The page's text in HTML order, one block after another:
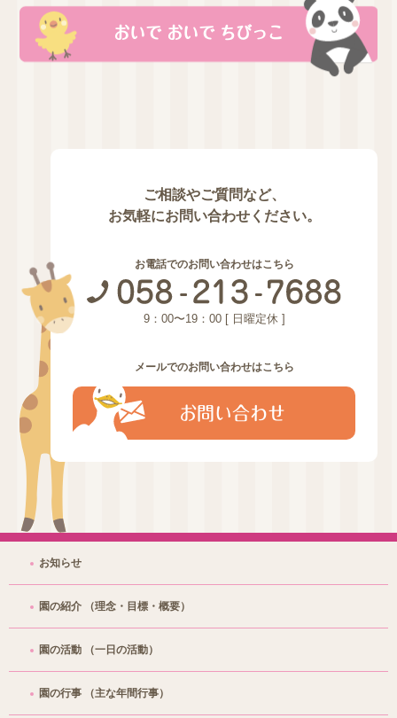
おいで おいで ちびっこ
ご相談やご質問など、
お気軽にお問い合わせください。
お電話でのお問い合わせはこちら
9：00〜19：00 [ 日曜定休 ]
メールでのお問い合わせはこちら
お問い合わせ
お知らせ
園の紹介 （理念・目標・概要）
園の活動 （一日の活動）
園の行事 （主な年間行事）